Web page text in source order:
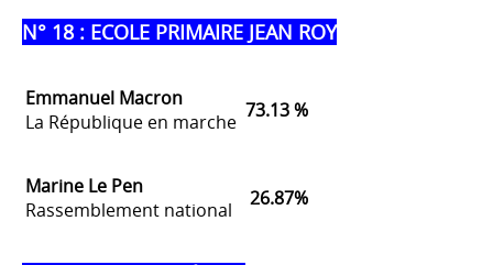
N° 18 : ECOLE PRIMAIRE JEAN ROY
Emmanuel Macron
La République en marche 73.13 %
Marine Le Pen
Rassemblement national
26.87%